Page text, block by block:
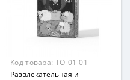
Код товара: TO-01-01
Развлекательная и